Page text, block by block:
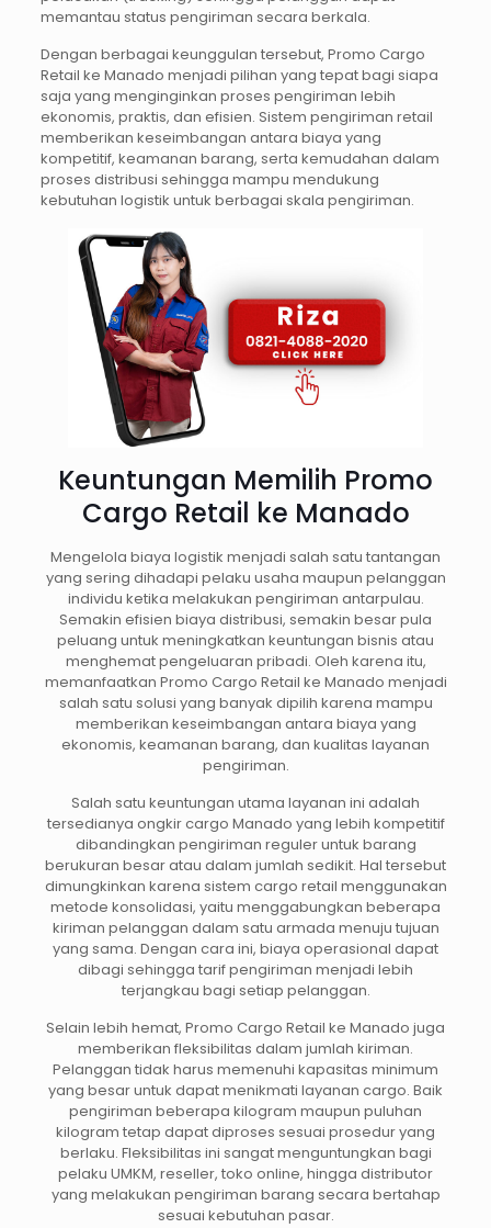
memantau status pengiriman secara berkala.
Dengan berbagai keunggulan tersebut, Promo Cargo
Retail ke Manado menjadi pilihan yang tepat bagi siapa
saja yang menginginkan proses pengiriman lebih
ekonomis, praktis, dan efisien. Sistem pengiriman retail
memberikan keseimbangan antara biaya yang
kompetitif, keamanan barang, serta kemudahan dalam
proses distribusi sehingga mampu mendukung
kebutuhan logistik untuk berbagai skala pengiriman.
Keuntungan Memilih Promo
Cargo Retail ke Manado
Mengelola biaya logistik menjadi salah satu tantangan
yang sering dihadapi pelaku usaha maupun pelanggan
individu ketika melakukan pengiriman antarpulau.
Semakin efisien biaya distribusi, semakin besar pula
peluang untuk meningkatkan keuntungan bisnis atau
menghemat pengeluaran pribadi. Oleh karena itu,
memanfaatkan Promo Cargo Retail ke Manado menjadi
salah satu solusi yang banyak dipilih karena mampu
memberikan keseimbangan antara biaya yang
ekonomis, keamanan barang, dan kualitas layanan
pengiriman.
Salah satu keuntungan utama layanan ini adalah
tersedianya ongkir cargo Manado yang lebih kompetitif
dibandingkan pengiriman reguler untuk barang
berukuran besar atau dalam jumlah sedikit. Hal tersebut
dimungkinkan karena sistem cargo retail menggunakan
metode konsolidasi, yaitu menggabungkan beberapa
kiriman pelanggan dalam satu armada menuju tujuan
yang sama. Dengan cara ini, biaya operasional dapat
dibagi sehingga tarif pengiriman menjadi lebih
terjangkau bagi setiap pelanggan.
Selain lebih hemat, Promo Cargo Retail ke Manado juga
memberikan fleksibilitas dalam jumlah kiriman.
Pelanggan tidak harus memenuhi kapasitas minimum
yang besar untuk dapat menikmati layanan cargo. Baik
pengiriman beberapa kilogram maupun puluhan
kilogram tetap dapat diproses sesuai prosedur yang
berlaku. Fleksibilitas ini sangat menguntungkan bagi
pelaku UMKM, reseller, toko online, hingga distributor
yang melakukan pengiriman barang secara bertahap
sesuai kebutuhan pasar.